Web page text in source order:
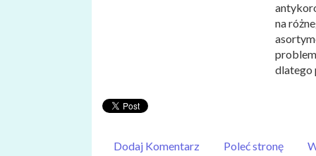
na
dlatego
Dodaj Komentarz Poleć stronę